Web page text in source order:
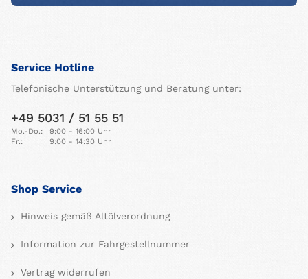
Service Hotline
Telefonische Unterstützung und Beratung unter:
+49 5031 / 51 55 51
Mo.-Do.:
9:00 - 16:00 Uhr
Fr.:
9:00 - 14:30 Uhr
Shop Service
Hinweis gemäß Altölverordnung
Information zur Fahrgestellnummer
Vertrag widerrufen